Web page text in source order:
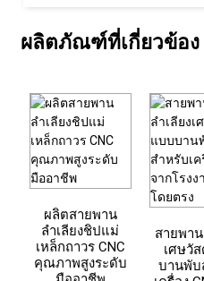
ผลิตภัณฑ์ที่เกี่ยวข้อง
ผลิตสายพาน
ลำเลียงชิปแม่
เหล็กถาวร CNC
คุณภาพสูงระดับ
สายพาน
เศษวั
บานพับ